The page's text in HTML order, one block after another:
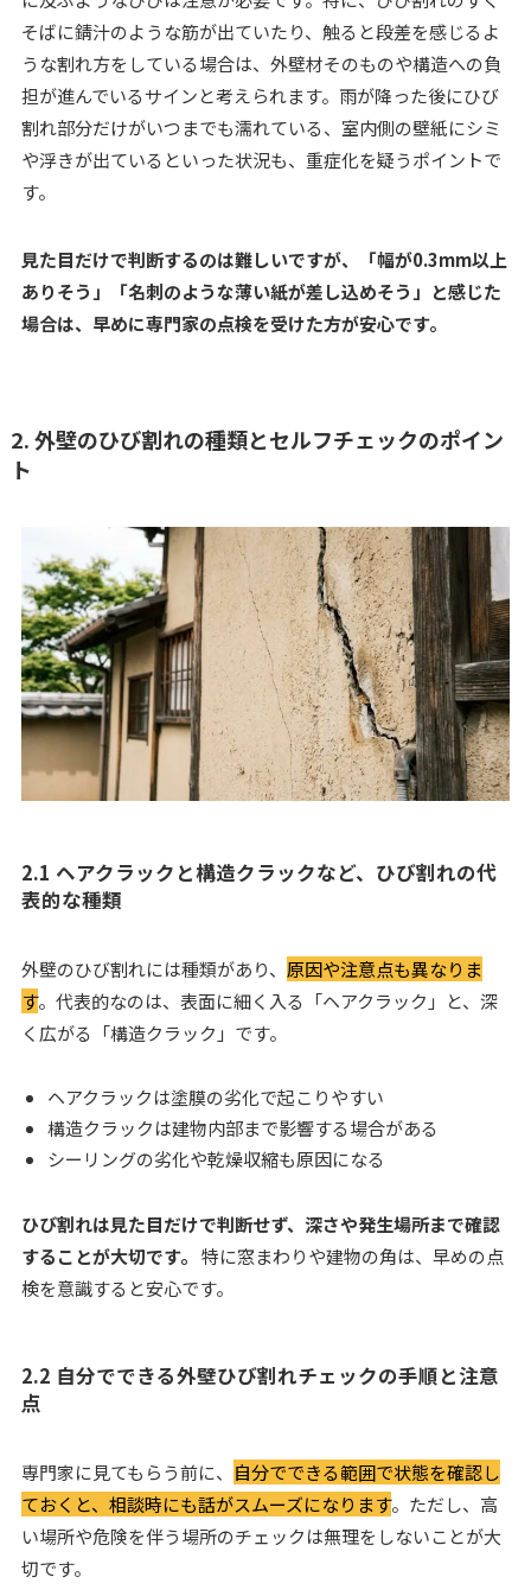
そばに錆汁のような筋が出ていたり、触ると段差を感じるよ
うな割れ方をしている場合は、外壁材そのものや構造への負
担が進んでいるサインと考えられます。雨が降った後にひび
割れ部分だけがいつまでも濡れている、室内側の壁紙にシミ
や浮きが出ているといった状況も、重症化を疑うポイントで
す。
見た目だけで判断するのは難しいですが、「幅が0.3mm以上
ありそう」「名刺のような薄い紙が差し込めそう」と感じた
場合は、早めに専門家の点検を受けた方が安心です。
2. 外壁のひび割れの種類とセルフチェックのポイン
ト
2.1 ヘアクラックと構造クラックなど、ひび割れの代
表的な種類
外壁のひび割れには種類があり、 原因や注意点も異なりま
す。代表的なのは、表面に細く入る「ヘアクラック」と、深
く広がる「構造クラック」です。
ヘアクラックは塗膜の劣化で起こりやすい
構造クラックは建物内部まで影響する場合がある
シーリングの劣化や乾燥収縮も原因になる
ひび割れは見た目だけで判断せず、深さや発生場所まで確認
することが大切です。 特に窓まわりや建物の角は、早めの点
検を意識すると安心です。
2.2 自分でできる外壁ひび割れチェックの手順と注意
点
専門家に見てもらう前に、 自分でできる範囲で状態を確認し
ておくと、相談時にも話がスムーズになります。ただし、高
い場所や危険を伴う場所のチェックは無理をしないことが大
切です。